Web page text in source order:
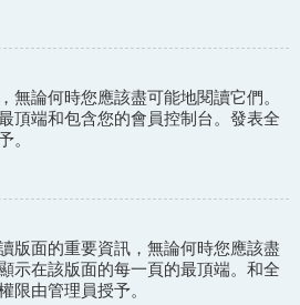
無論何時您應該盡可能地閱讀它們。
頂端和包含您的會員控制台。發表全
。
版面的重要資訊，無論何時您應該盡
示在該版面的每一頁的最頂端。和全
限由管理員授予。